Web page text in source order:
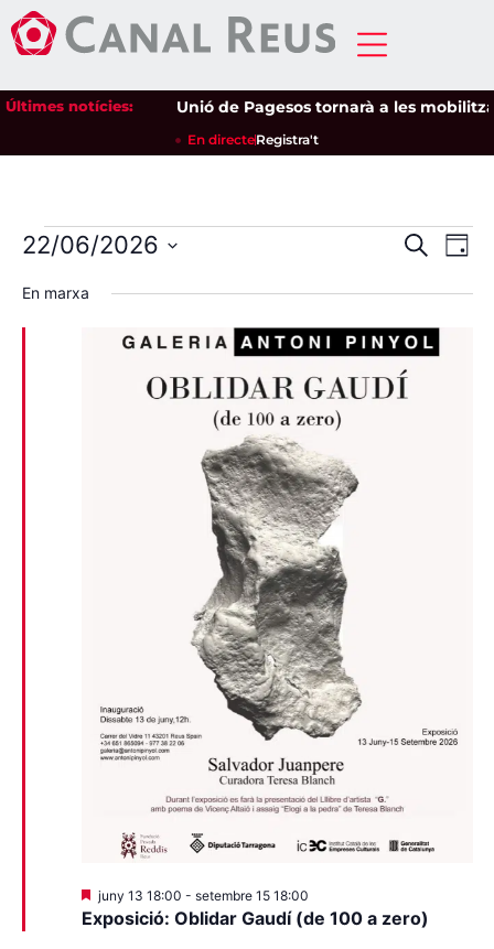
Últimes notícies: Unió de Pagesos tornarà a les
En directeRegistra't
i
cerca
CercaDia
22/06/2026
una
data.
En marxa
Exposició: Oblidar Gaudí (de 100 a zero)
Destacats
juny 13 18:00 - setembre 15 18:00